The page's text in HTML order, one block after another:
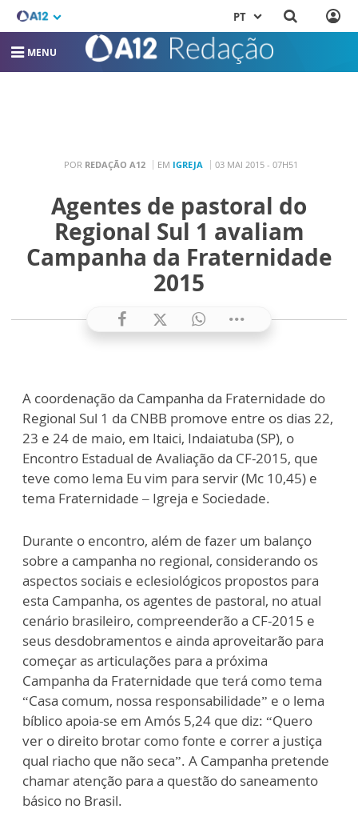
PT
MENU
POR REDAÇÃO A12 EM IGREJA 03 MAI 2015 - 07H51
Agentes de pastoral do
Regional Sul 1 avaliam
Campanha da Fraternidade
2015
A coordenação da Campanha da Fraternidade do
Regional Sul 1 da CNBB promove entre os dias 22,
23 e 24 de maio, em Itaici, Indaiatuba (SP), o
Encontro Estadual de Avaliação da CF-2015, que
teve como lema Eu vim para servir (Mc 10,45) e
tema Fraternidade – Igreja e Sociedade.
Durante o encontro, além de fazer um balanço
sobre a campanha no regional, considerando os
aspectos sociais e eclesiológicos propostos para
esta Campanha, os agentes de pastoral, no atual
cenário brasileiro, compreenderão a CF-2015 e
seus desdobramentos e ainda aproveitarão para
começar as articulações para a próxima
Campanha da Fraternidade que terá como tema
“Casa comum, nossa responsabilidade” e o lema
bíblico apoia-se em Amós 5,24 que diz: “Quero
ver o direito brotar como fonte e correr a justiça
qual riacho que não seca”. A Campanha pretende
chamar atenção para a questão do saneamento
básico no Brasil.